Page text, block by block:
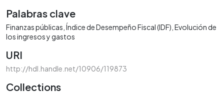
Palabras clave
Finanzas públicas Índice de Desempeño Fiscal (IDF) Evolución de
los ingresos y gastos
URI
http://hdl.handle.net/10906/119873
Collections